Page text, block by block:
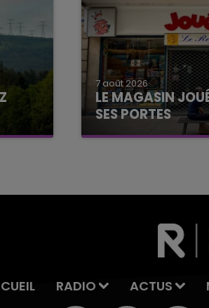
7 août 2026
LE MAGASIN
SES PORTES
C'était l'une des
RADIO ACTUS